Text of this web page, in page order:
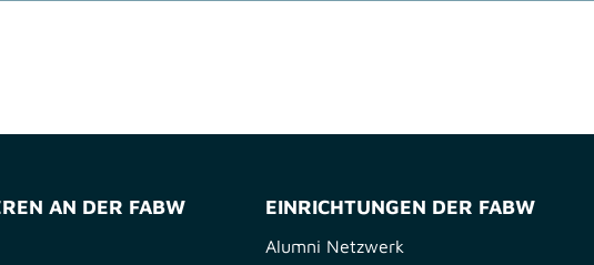
AN DER FABW EINRICHTUNGEN DER FABW
Alumni Netzwerk